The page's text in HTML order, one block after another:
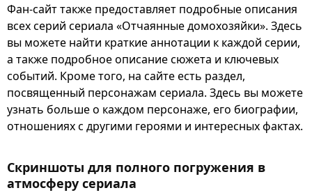
Фан-сайт также предоставляет подробные описания
всех серий сериала «Отчаянные домохозяйки». Здесь
вы можете найти краткие аннотации к каждой серии,
а также подробное описание сюжета и ключевых
событий. Кроме того, на сайте есть раздел,
посвященный персонажам сериала. Здесь вы можете
узнать больше о каждом персонаже, его биографии,
отношениях с другими героями и интересных фактах.
Скриншоты для полного погружения в
атмосферу сериала